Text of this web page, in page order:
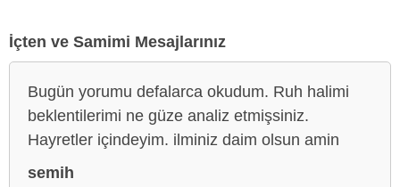
İçten ve Samimi Mesajlarınız
Bugün yorumu defalarca okudum. Ruh halimi
beklentilerimi ne güze analiz etmişsiniz.
Hayretler içindeyim. ilminiz daim olsun amin
semih